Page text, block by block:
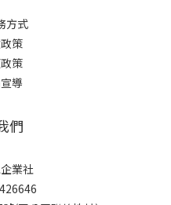
方式
策
策
導
們
業社